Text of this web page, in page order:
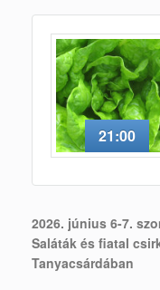
21:00
2026. június 6-7.
Saláták és fiatal
Tanyacsárdában